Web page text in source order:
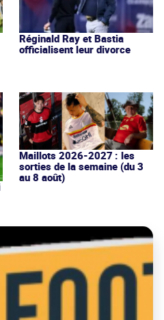
Réginald Ray et Bastia
officialisent leur divorce
Maillots 2026-2027 : les
sorties de la semaine (du 3
au 8 août)